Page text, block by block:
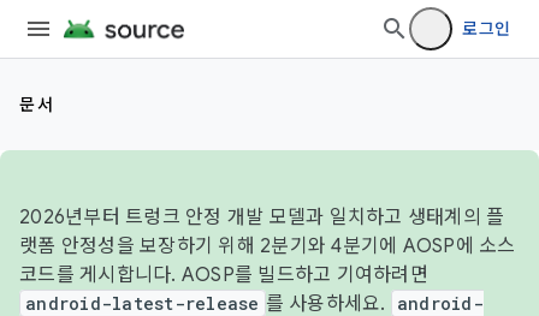
로그인
문서
2026년부터 트렁크 안정 개발 모델과 일치하고 생태계의 플
랫폼 안정성을 보장하기 위해 2분기와 4분기에 AOSP에 소스
코드를 게시합니다. AOSP를 빌드하고 기여하려면
android-latest-release 를 사용하세요.
android-